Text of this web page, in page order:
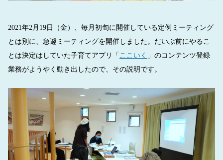
2021年2月19日（金）、毎月初旬に開催している定例ミーティング
とは別に、急遽ミーティングを開催しました。だいぶ前にやるこ
とは決定はしていた子育てアプリ「 ここいく
」のコンテンツ登録
業務がようやく動き出したので、その説明です。